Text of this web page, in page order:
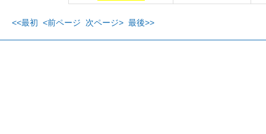
<<最初 <前ページ 次ページ> 最後>>